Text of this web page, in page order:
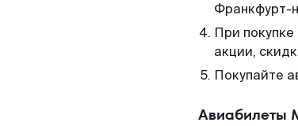
Франкфурт-
При
акции,
Покупайте
Авиабилеты